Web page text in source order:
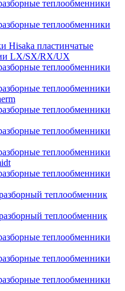
теплообменники
теплообменники
Hisaka пластинчатые
LX/SX/RX/UX
теплообменники
теплообменники
теплообменники
теплообменники
теплообменники
теплообменники
теплообменник
теплообменник
теплообменники
теплообменники
теплообменники